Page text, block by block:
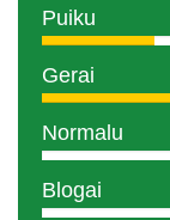
Puiku
Gerai
Normalu
Blogai